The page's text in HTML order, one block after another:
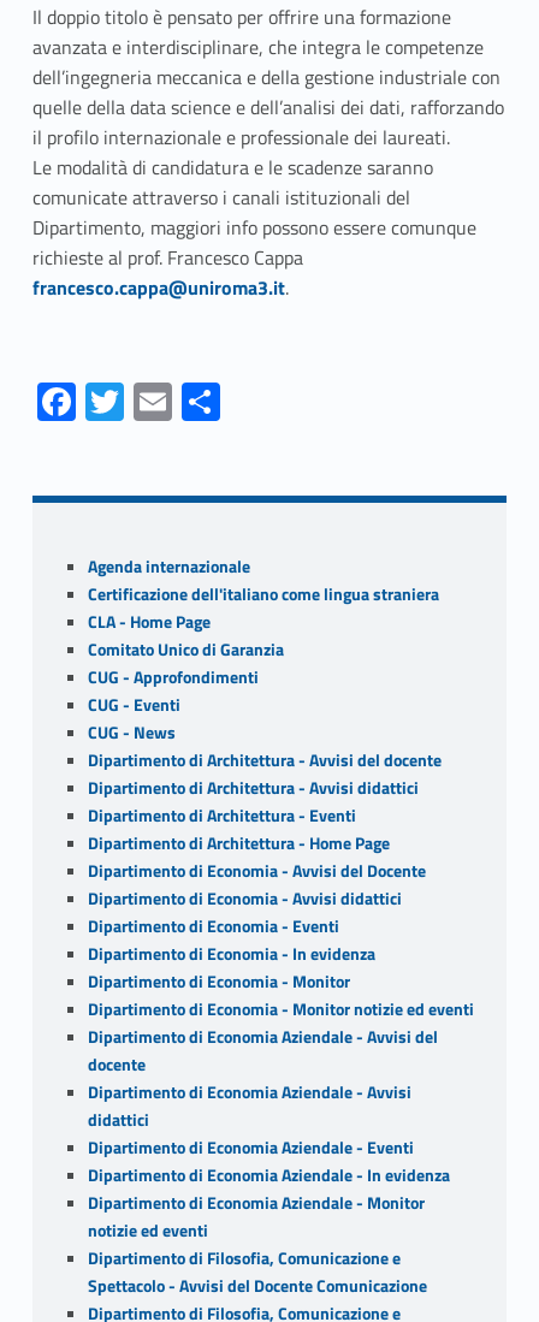
Il doppio titolo è pensato per offrire una formazione
avanzata e interdisciplinare, che integra le competenze
dell’ingegneria meccanica e della gestione industriale con
quelle della data science e dell’analisi dei dati, rafforzando
il profilo internazionale e professionale dei laureati.
Le modalità di candidatura e le scadenze saranno
comunicate attraverso i canali istituzionali del
Dipartimento, maggiori info possono essere comunque
richieste al prof. Francesco Cappa
francesco.cappa@uniroma3.it.
Fa
ce
o
o
k
T
w
er
E
m
l
S
h
e
Sidebar
Agenda internazionale
Certificazione dell'italiano come lingua straniera
CLA - Home Page
Comitato Unico di Garanzia
CUG - Approfondimenti
CUG - Eventi
CUG - News
Dipartimento di Architettura - Avvisi del docente
Dipartimento di Architettura - Avvisi didattici
Dipartimento di Architettura - Eventi
Dipartimento di Architettura - Home Page
Dipartimento di Economia - Avvisi del Docente
Dipartimento di Economia - Avvisi didattici
Dipartimento di Economia - Eventi
Dipartimento di Economia - In evidenza
Dipartimento di Economia - Monitor
Dipartimento di Economia - Monitor notizie ed eventi
Dipartimento di Economia Aziendale - Avvisi del
docente
Dipartimento di Economia Aziendale - Avvisi
didattici
Dipartimento di Economia Aziendale - Eventi
Dipartimento di Economia Aziendale - In evidenza
Dipartimento di Economia Aziendale - Monitor
notizie ed eventi
Dipartimento di Filosofia, Comunicazione e
Spettacolo - Avvisi del Docente Comunicazione
Dipartimento di Filosofia, Comunicazione e